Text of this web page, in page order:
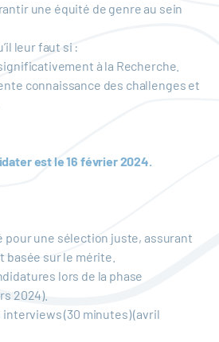
une équité de genre au sein
leur faut si :
à la Recherche.
connaissance des challenges et
est le 16 février 2024.
pour une sélection juste, assurant
basée sur le mérite.
lors de la phase
2024).
(30 minutes) (avril